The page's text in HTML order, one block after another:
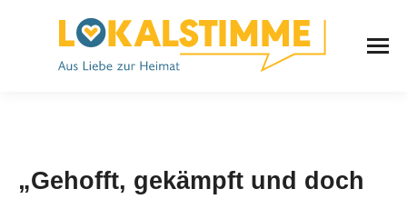
„Gehofft, gekämpft und doch